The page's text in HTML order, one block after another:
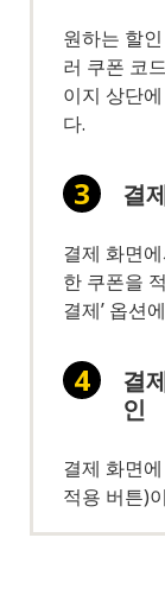
원하는 할
러 쿠폰 코
이지 상단
다.
결
결제 화면
한 쿠폰을
결제’ 옵션
결
인
결제 화면
적용 버튼)